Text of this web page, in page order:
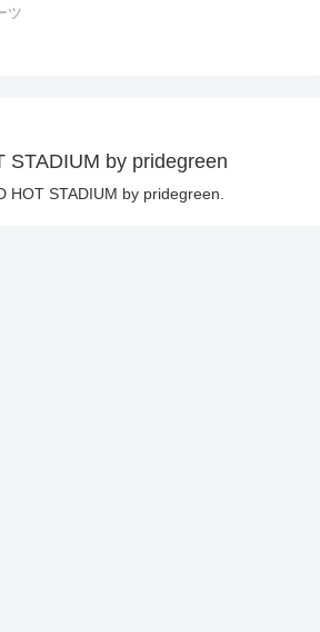
ツ
STADIUM by pridegreen
HOT STADIUM by pridegreen.